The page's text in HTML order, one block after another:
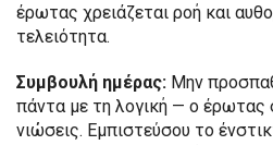
έρωτας χρειάζεται ροή και
τελειότητα.
Συμβουλή ημέρας: Μην
πάντα με τη λογική — ο έρωτας
νιώσεις. Εμπιστεύσου το